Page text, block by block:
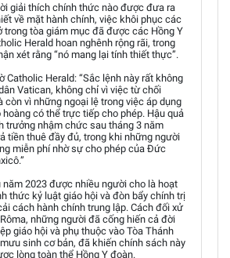
giải thích chính thức nào được đưa ra
về mặt hành chính, việc khôi phục các
trong tòa giám mục đã được các Hồng Y
Herald hoan nghênh rộng rãi, trong
xét rằng “nó mang lại tính thiết thực”.
Catholic Herald: “Sắc lệnh này rất không
Vatican, không chỉ vì việc từ chối
còn vì những ngoại lệ trong việc áp dụng
có thể trực tiếp cho phép. Hậu quả
trưởng nhậm chức sau tháng 3 năm
tiền thuê đầy đủ, trong khi những người
miễn phí nhờ sự cho phép của Đức
năm 2023 được nhiều người cho là hoạt
thức kỷ luật giáo hội và đòn bẩy chính trị
cách hành chính trung lập. Cách đối xử
những người đã cống hiến cả đời
giáo hội và phụ thuộc vào Tòa Thánh
sinh cơ bản, đã khiến chính sách này
lòng toàn thể Hồng Y đoàn.